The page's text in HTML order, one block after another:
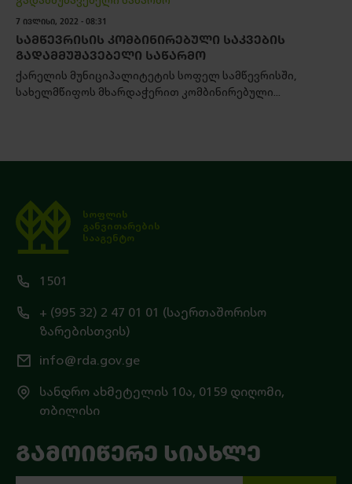
7 ᲘᲕᲚᲘᲡᲘ, 2022 - 08:31
ᲡᲐᲛᲬᲔᲕᲠᲘᲡᲘᲡ ᲙᲝᲛᲑᲘᲜᲘᲠᲔᲑᲣᲚᲘ ᲡᲐᲙᲕᲔᲑᲘᲡ
ᲒᲐᲓᲐᲛᲛᲣᲨᲐᲕᲔᲑᲔᲚᲘ ᲡᲐᲬᲐᲠᲛᲝ
ქარელის მუნიციპალიტეტის სოფელ სამწევრისში,
სახელმწიფოს მხარდაჭერით კომბინირებული...
სოფლის
განვითარების
სააგენტო
1501
+ (995 32) 2 47 01 01 (საერთაშორისო
ზარებისთვის)
info@rda.gov.ge
სანდრო ახმეტელის 10ა, 0159 დიღომი,
თბილისი
ᲒᲐᲛᲝᲘᲬᲔᲠᲔ ᲡᲘᲐᲮᲚᲔ